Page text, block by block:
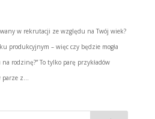
w rekrutacji ze względu na Twój wiek?
produkcyjnym – więc czy będzie mogła
rodzinę?” To tylko parę przykładów
z...